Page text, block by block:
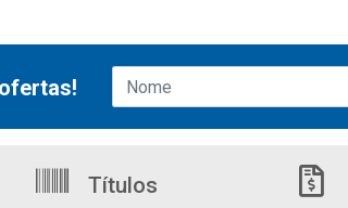
Títulos